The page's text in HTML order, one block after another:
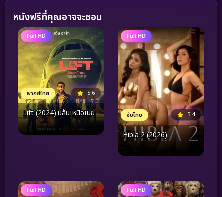
หนังฟรีที่คุณอาจจะชอบ
Full HD
พากย์ไทย 5.6
Lift (2024) ปล้นเหนือเมฆ
Full HD
ซับไทย 5.4
Hibla 2 (2026)
Full HD Full HD